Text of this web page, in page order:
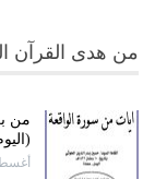
من هدى القرآن
من
أغسطس